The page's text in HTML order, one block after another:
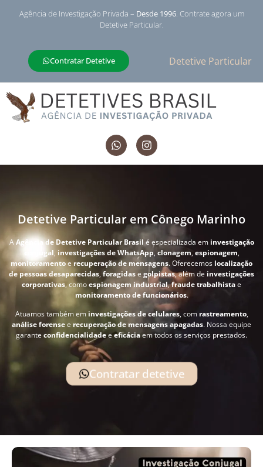
Agência de Investigação Privada – Desde 1996. Contrate agora um
Detetive Particular.
Contratar Detetive Detetive Particular
Detetive Particular em Cônego Marinho
AAgência de Detetive Particular Brasil é especializada em investigação
conjugal, investigações de WhatsApp, clonagem,espionagem,
monitoramentoe recuperação de mensagens. Oferecemos localização
de pessoas desaparecidas, foragidase golpistas, além de investigações
corporativas, comoespionagem industrial,fraude trabalhistae
monitoramento de funcionários.
Atuamos também em investigações de celulares, com rastreamento,
análise forensee recuperação de mensagens apagadas. Nossa equipe
garante confidencialidadeeeficáciaem todos os serviços prestados.
Contratar detetive